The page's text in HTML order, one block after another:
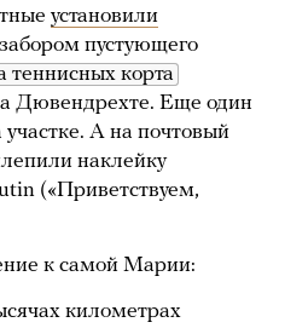
установили
пустующего
теннисных корта
Дювендрехте. Еще один
А на почтовый
наклейку
(«Приветствуем,
к самой Марии:
километрах